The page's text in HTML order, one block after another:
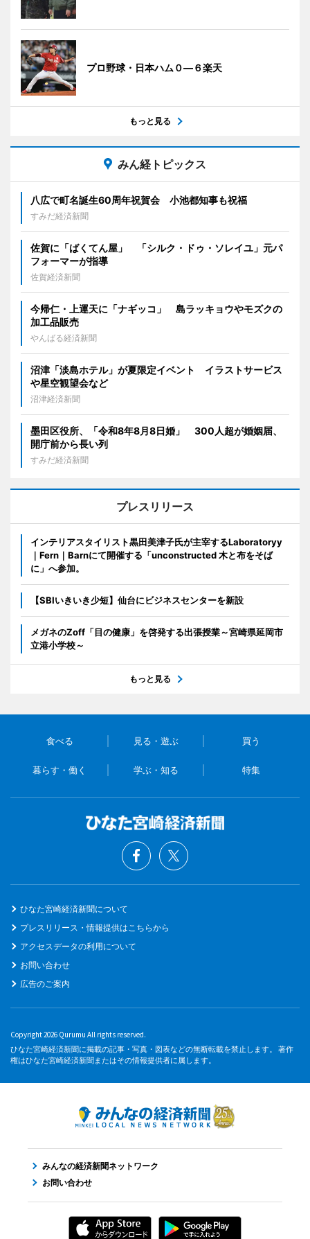
プロ野球・日本ハム０―６楽天
もっと見る
みん経トピックス
八広で町名誕生60周年祝賀会 小池都知事も祝福
すみだ経済新聞
佐賀に「ばくてん屋」 「シルク・ドゥ・ソレイユ」元パ
フォーマーが指導
佐賀経済新聞
今帰仁・上運天に「ナギッコ」 島ラッキョウやモズクの
加工品販売
やんばる経済新聞
沼津「淡島ホテル」が夏限定イベント イラストサービス
や星空観望会など
沼津経済新聞
墨田区役所、「令和8年8月8日婚」 300人超が婚姻届、
開庁前から長い列
すみだ経済新聞
プレスリリース
インテリアスタイリスト黒田美津子氏が主宰するLaboratoryy
｜Fern｜Barnにて開催する「unconstructed 木と布をそば
に」へ参加。
【SBIいきいき少短】仙台にビジネスセンターを新設
メガネのZoff「目の健康」を啓発する出張授業～宮崎県延岡市
立港小学校～
もっと見る
食べる 見る・遊ぶ 買う
暮らす・働く 学ぶ・知る 特集
ひなた宮崎経済新聞について
プレスリリース・情報提供はこちらから
アクセスデータの利用について
お問い合わせ
広告のご案内
Copyright 2026 Qurumu All rights reserved.
ひなた宮崎経済新聞に掲載の記事・写真・図表などの無断転載を禁止します。 著作
権はひなた宮崎経済新聞またはその情報提供者に属します。
みんなの経済新聞ネットワーク
お問い合わせ